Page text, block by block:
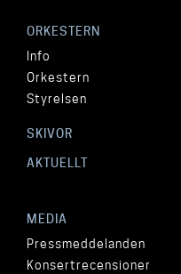
ORKESTERN
Info
Orkestern
Styrelsen
SKIVOR
AKTUELLT
MEDIA
Pressmeddelanden
Konsertrecensioner